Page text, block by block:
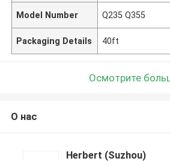
Model Number Q235 Q355
Packaging Details 40ft
Осмотрите
О нас
Herbert (Suzhou)